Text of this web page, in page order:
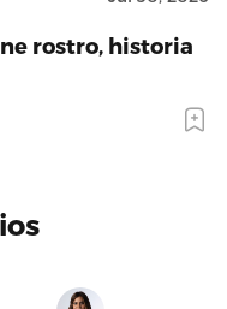
rostro, historia